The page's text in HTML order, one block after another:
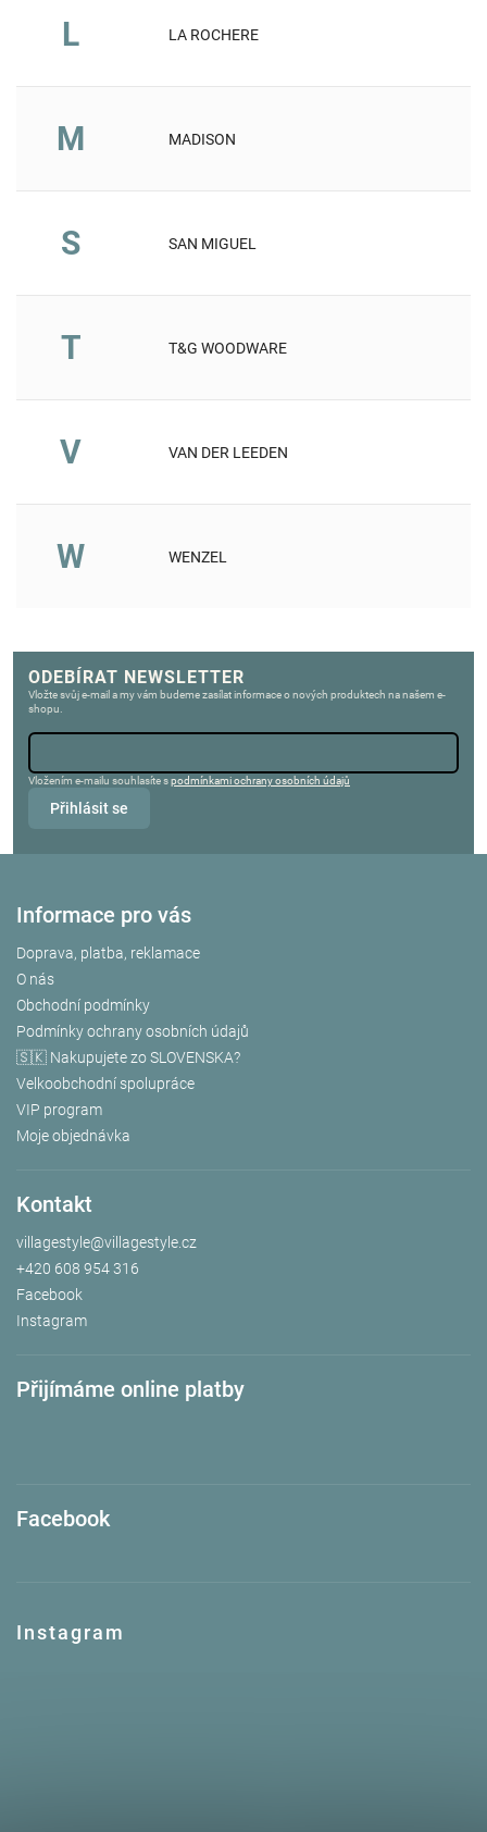
L LA ROCHERE
M MADISON
S SAN MIGUEL
T T&G WOODWARE
V VAN DER LEEDEN
W WENZEL
ODEBÍRAT NEWSLETTER
Vložte svůj e-mail a my vám budeme zasílat informace o nových produktech na našem e-
shopu.
Vložením e-mailu souhlasíte spodmínkami ochrany osobních údajů
Přihlásit se
Informace pro vás
Doprava, platba, reklamace
O nás
Obchodní podmínky
Podmínky ochrany osobních údajů
🇸🇰 Nakupujete zo SLOVENSKA?
Velkoobchodní spolupráce
VIP program
Moje objednávka
Kontakt
villagestyle@villagestyle.cz
+420 608 954 316
Facebook
Instagram
Přijímáme online platby
Facebook
Instagram